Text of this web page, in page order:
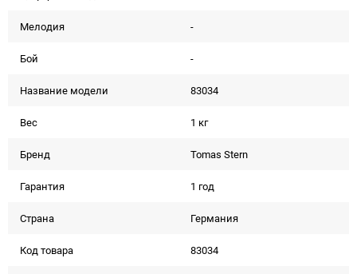
Мелодия -
Бой -
Название модели 83034
Вес 1 кг
Бренд Tomas Stern
Гарантия 1 год
Страна Германия
Код товара 83034